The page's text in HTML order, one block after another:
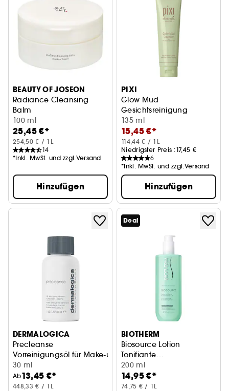
BEAUTY OF JOSEON
Radiance Cleansing
Balm
Reinigungsöl in Balsamform
100 ml
25,45 €*
254,50 € / 1L
14
*Inkl. MwSt. und zzgl.Versand
Hinzufügen
PIXI
Glow Mud
Gesichtsreinigung
135 ml
15,45 €*
114,44 € / 1L
Niedrigster Preis :17,45 €
6
*Inkl. MwSt. und zzgl.Versand
Hinzufügen
DERMALOGICA
Precleanse
Vorreinigungsöl für Make-up
30 ml
Ab13,45 €*
448,33 € / 1L
Deal
BIOTHERM
Biosource Lotion
Tonifiante
Reinigungslotion
200 ml
14,95 €*
74,75 € / 1L